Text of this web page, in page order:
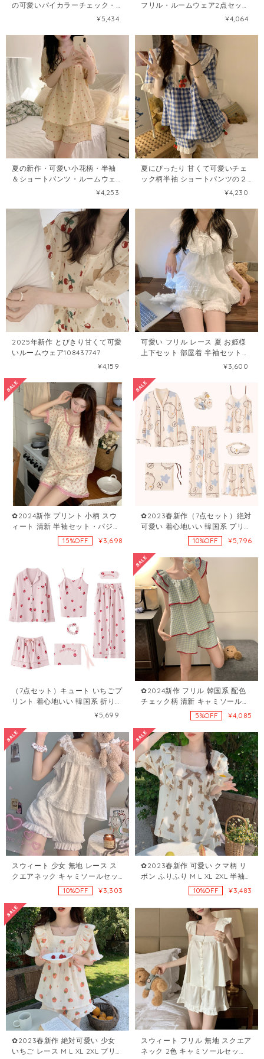
の可愛いバイカラーチェック・
半袖パジャマセット108551277
¥5,434
フリル・ルームウェア2点セット
¥4,064
夏の新作・可愛い小花柄・半袖
＆ショートパンツ・ルームウェ
¥4,253
夏にぴったり 甘くて可愛いチェ
ック柄半袖 ショートパンツの２
点セットパジャマ108449126
¥4,230
2025年新作 とびきり甘くて可愛
いルームウェア108437747
¥4,159
可愛い フリル レース 夏 お姫様
上下セット 部屋着 半袖セット・
¥3,600
✿2024新作 プリント 小柄 スウ
ィート 清新 半袖セット・パジャ
15%OFF ¥3,698
✿2023春新作（7点セット）絶対
可愛い 着心地いい 韓国系 プリン
ト アヒル M L XL 2XL 長袖セッ
ト・パジャマ72200133
10%OFF ¥5,796
（7点セット）キュート いちごプ
リント 着心地いい 韓国系 折り襟
M L LL長袖セット・パジャマ
¥5,699
✿2024新作 フリル 韓国系 配色
チェック柄 清新 キャミソールセ
ット・パジャマ87573074
5%OFF ¥4,085
スウィート 少女 無地 レース ス
クエアネック キャミソールセッ
ト・パジャマ37122825
10%OFF ¥3,303
✿2023春新作 可愛い クマ柄 リ
ボン ふりふり M L XL 2XL 半袖
セット・パジャマ72347274
10%OFF ¥3,483
✿2023春新作 絶対可愛い 少女
いちご レース M L XL 2XL プリ
スウィート フリル 無地 スクエア
ネック 2色 キャミソールセッ